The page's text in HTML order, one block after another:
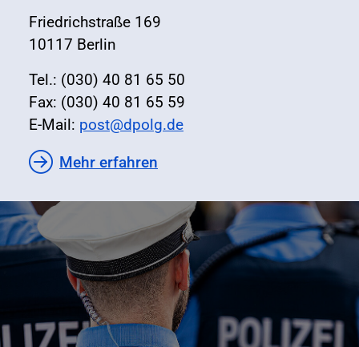
Friedrichstraße 169
10117 Berlin
Tel.: (030) 40 81 65 50
Fax: (030) 40 81 65 59
E-Mail: post@dpolg.de
Mehr erfahren